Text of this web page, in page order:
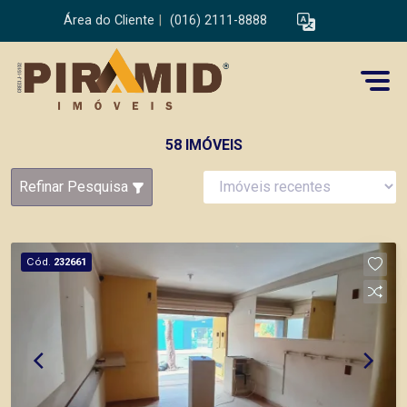
Área do Cliente (016) 2111-8888
58 IMÓVEIS
Refinar Pesquisa
Cód. 232661